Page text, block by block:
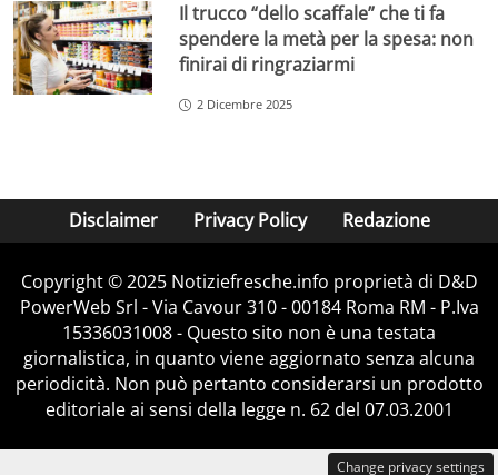
Il trucco “dello scaffale” che ti fa
spendere la metà per la spesa: non
finirai di ringraziarmi
2 Dicembre 2025
Disclaimer Privacy Policy Redazione
Copyright © 2025 Notiziefresche.info proprietà di D&D
PowerWeb Srl - Via Cavour 310 - 00184 Roma RM - P.Iva
15336031008 - Questo sito non è una testata
giornalistica, in quanto viene aggiornato senza alcuna
periodicità. Non può pertanto considerarsi un prodotto
editoriale ai sensi della legge n. 62 del 07.03.2001
Change privacy settings